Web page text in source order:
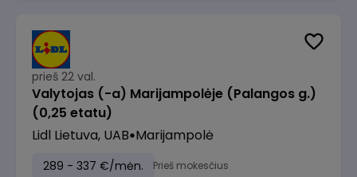
prieš 22 val.
Valytojas (-a) Marijampolėje (Palangos g.)
(0,25 etatu)
Lidl Lietuva, UAB Marijampolė
289 - 337 €/mėn. Prieš mokesčius